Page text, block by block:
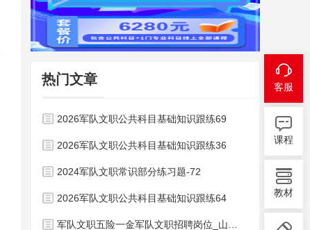
热门文章
2026军队文职公共科目基础知识跟练69
2026军队文职公共科目基础知识跟练36
2024军队文职常识部分练习题-72
2026军队文职公共科目基础知识跟练64
军队文职五险一金军队文职招聘岗位_山东军队文职招聘考试行测知识大全
客服
课程
教材